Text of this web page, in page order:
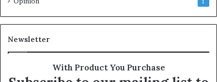
Newsletter
With Product You Purchase